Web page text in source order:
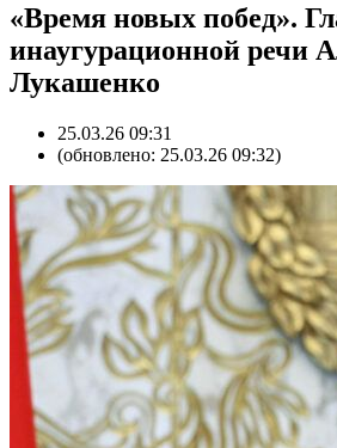
«Время новых побед».
инаугурационной речи
Лукашенко
25.03.26 09:31
(обновлено: 25.03.26 09:32)